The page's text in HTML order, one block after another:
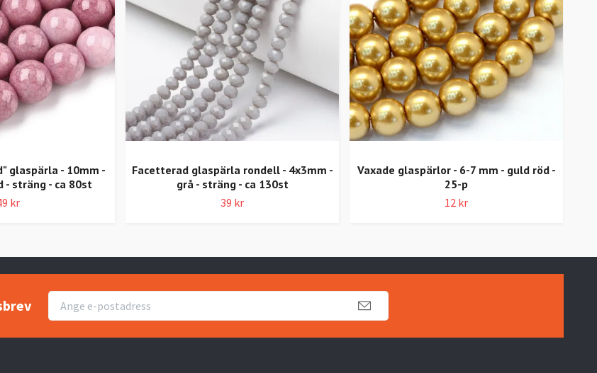
glaspärla - 10mm -
sträng - ca 80st
kr
Facetterad glaspärla rondell - 4x3mm -
grå - sträng - ca 130st
39 kr
Vaxade glaspärlor - 6-7 mm - guld röd -
25-p
12 kr